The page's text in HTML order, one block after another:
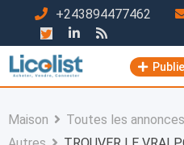
contenu
+243894477462
Maison Toutes les annonces